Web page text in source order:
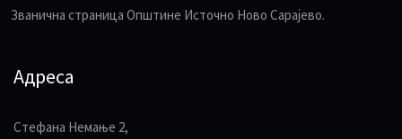
Званична страница Општине Источно Ново Сарајево.
Адреса
Стефана Немање 2,